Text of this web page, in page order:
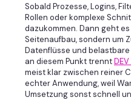
Sobald Prozesse, Logins,
Rollen oder komplexe
dazukommen. Dann geht
Seitenaufbau, sondern um
Datenflüsse und
an diesem Punkt trennt
meist klar zwischen reiner
echter Anwendung, weil
Umsetzung sonst schnell